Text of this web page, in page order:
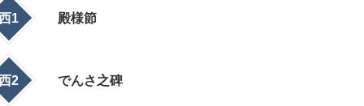
1 殿様節
2 でんさ之碑